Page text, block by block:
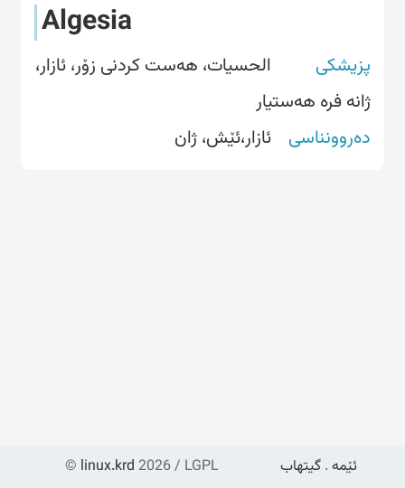
Algesia
پزیشکی
الحسیات، هەست کردنی زۆر، ئازار،
ژانە فرە هەستیار
دەروونناسی
ئازار،ئێش، ژان
© linux.krd 2026 / LGPL ئێمە . گیتهاب